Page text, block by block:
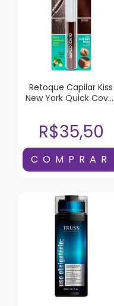
Retoque Capilar Kiss
New York Quick Cover
R$35,50